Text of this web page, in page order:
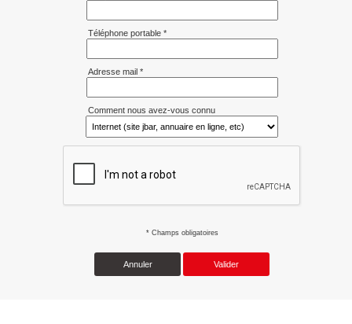
Téléphone portable *
Adresse mail *
Comment nous avez-vous connu
* Champs obligatoires
Annuler